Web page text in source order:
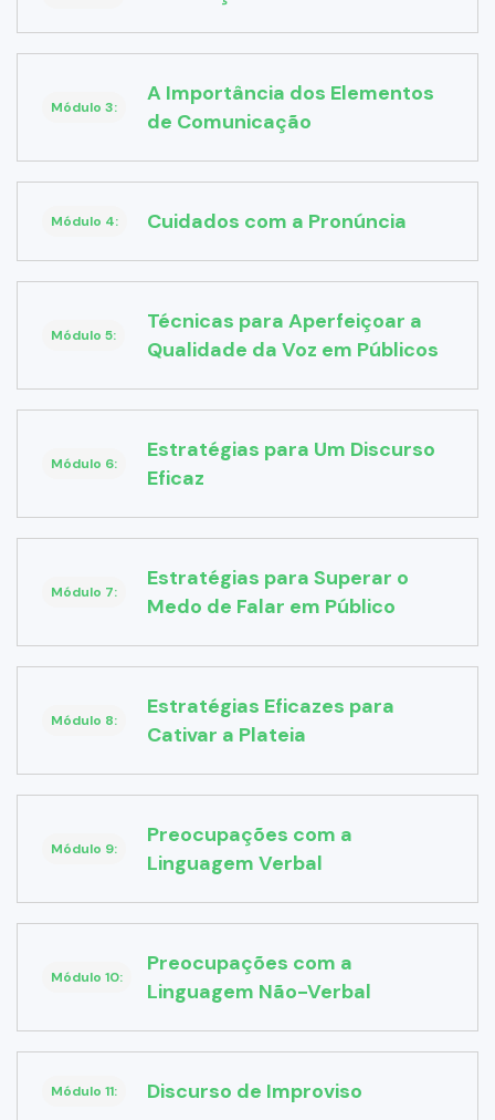
Módulo 3:
A Importância dos Elementos
de Comunicação
Módulo 4: Cuidados com a Pronúncia
Módulo 5:
Técnicas para Aperfeiçoar a
Qualidade da Voz em Públicos
Módulo 6:
Estratégias para Um Discurso
Eficaz
Módulo 7:
Estratégias para Superar o
Medo de Falar em Público
Módulo 8:
Estratégias Eficazes para
Cativar a Plateia
Módulo 9:
Preocupações com a
Linguagem Verbal
Módulo 10:
Preocupações com a
Linguagem Não-Verbal
Módulo 11: Discurso de Improviso